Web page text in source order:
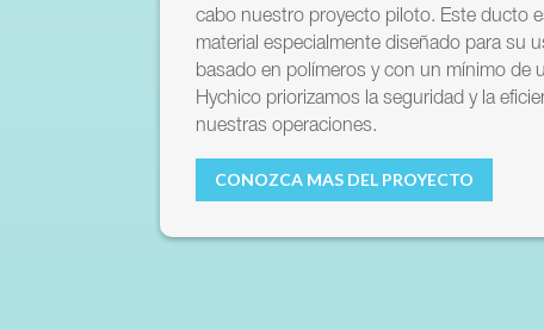
cabo nuestro proyecto piloto. Este ducto
material especialmente diseñado para su
basado en polímeros y con un mínimo de
Hychico priorizamos la seguridad y la
nuestras operaciones.
CONOZCA MAS DEL PROYECTO